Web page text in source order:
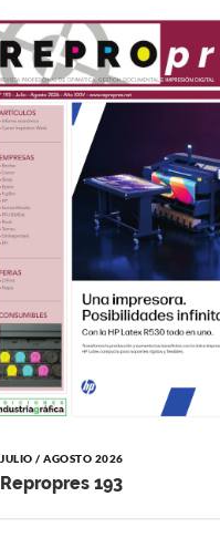
JULIO / AGOSTO 2026
Repropres 193